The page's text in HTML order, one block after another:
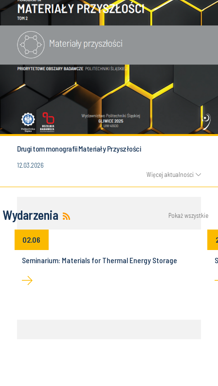
Drugi tom monografii Materiały Przyszłości
12.03.2026
Więcej aktualności
Wydarzenia Pokaż wszystkie
02.06
Seminarium: Materials for Thermal Energy Storage